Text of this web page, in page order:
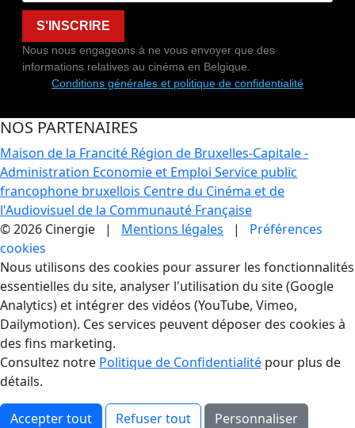
S'INSCRIRE
Nous nous engageons à ne vous envoyer que des
informations relatives au cinéma en Belgique.
Conditions générales et politique de confidentialité
NOS PARTENAIRES
Maison de la Francité Région de Bruxelles-Capitale -
Administration Economie et Emploi Service public
francophone bruxellois Centre du Cinéma et de
l'Audiovisuel de la Communauté Française
© 2026 Cinergie | Mentions légales | Préférences
cookies
Gestion des Cookies
Nous utilisons des cookies pour assurer les fonctionnalités
essentielles du site, analyser l'utilisation du site (Google
Analytics) et intégrer des vidéos (YouTube, Vimeo,
Dailymotion). Ces services peuvent déposer des cookies à
des fins marketing.
Consultez notre Politique de Confidentialité pour plus de
détails.
Accepter tout Refuser tout Personnaliser